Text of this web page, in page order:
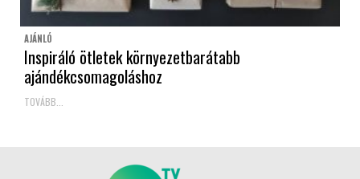
AJÁNLÓ
Inspiráló ötletek környezetbarátabb
ajándékcsomagoláshoz
TOVÁBB...